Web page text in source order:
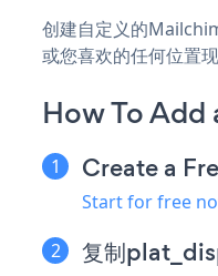
创建自定义的
或您喜欢的任何位置现
How To Add
Create a
Start for free
复制